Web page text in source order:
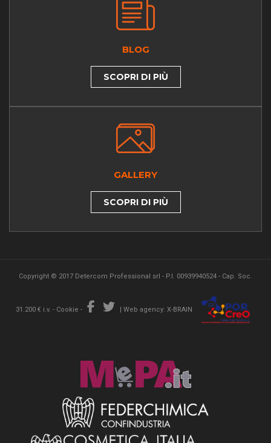
BLOG
SCOPRI DI PIÙ
GALLERY
SCOPRI DI PIÙ
Copyright © 2017 Detercom Professional srl - P.I. 00939940524 - Cap. Soc.
31.200 € i.v. - Cookie - | Web agency: X-BRAIN